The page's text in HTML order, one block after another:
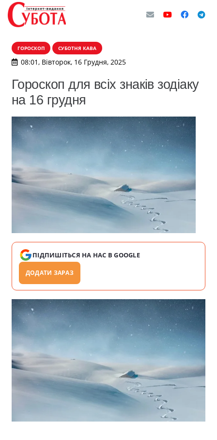
ГОРОСКОП СУБОТНЯ КАВА
08:01, Вівторок, 16 Грудня, 2025
Гороскоп для всіх знаків зодіаку
на 16 грудня
ПІДПИШІТЬСЯ НА НАС В GOOGLE
ДОДАТИ ЗАРАЗ